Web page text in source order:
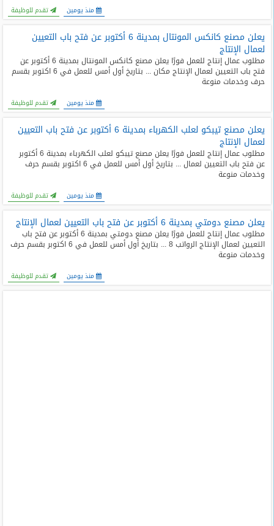
منذ يومين تقدم للوظيفة
يعلن مصنع كانكس المونتال بمدينة 6 أكتوبر عن فتح باب التعيين
لعمال الإنتاج
مطلوب عمال إنتاج للعمل فورًا يعلن مصنع كانكس المونتال بمدينة 6 أكتوبر عن
فتح باب التعيين لعمال الإنتاج مكان ... بتاريخ أول أمس للعمل في 6 اكتوبر بقسم
حرف وخدمات منوعة
منذ يومين تقدم للوظيفة
يعلن مصنع تيبكو لعلب الكهرباء بمدينة 6 أكتوبر عن فتح باب التعيين
لعمال الإنتاج
مطلوب عمال إنتاج للعمل فورًا يعلن مصنع تيبكو لعلب الكهرباء بمدينة 6 أكتوبر
عن فتح باب التعيين لعمال ... بتاريخ أول أمس للعمل في 6 اكتوبر بقسم حرف
وخدمات منوعة
منذ يومين تقدم للوظيفة
يعلن مصنع دومتي بمدينة 6 أكتوبر عن فتح باب التعيين لعمال الإنتاج
مطلوب عمال إنتاج للعمل فورًا يعلن مصنع دومتي بمدينة 6 أكتوبر عن فتح باب
التعيين لعمال الإنتاج الرواتب 8 ... بتاريخ أول أمس للعمل في 6 اكتوبر بقسم حرف
وخدمات منوعة
منذ يومين تقدم للوظيفة